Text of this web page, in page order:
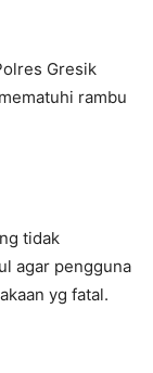
Gresik
rambu
tidak
agar pengguna
yg fatal.